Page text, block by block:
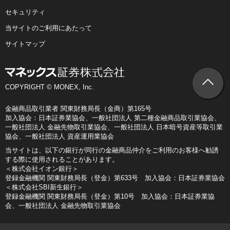
セキュリティ
当サイトのご利用にあたって
サイトマップ
COPYRIGHT © MONEX, Inc.
金融商品取引業者 関東財務局長（金商）第165号
加入協会：日本証券業協会、一般社団法人 第二種金融商品取引業協会、
一般社団法人 金融先物取引業協会、一般社団法人 日本暗号資産等取引業
協会、一般社団法人 資産運用業協会
当サイトは、以下の銀行が同行の金融商品仲介をご利用のお客様へ勧誘
する際に使用されることがあります。
＜株式会社イオン銀行＞
登録金融機関 関東財務局長（登金）第633号 加入協会：日本証券業協会
＜株式会社SBI新生銀行＞
登録金融機関 関東財務局長（登金）第10号 加入協会：日本証券業協
会、一般社団法人 金融先物取引業協会